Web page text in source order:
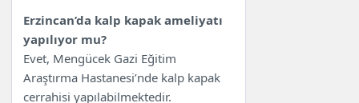
Erzincan’da kalp kapak ameliyatı
yapılıyor mu?
Evet, Mengücek Gazi Eğitim
Araştırma Hastanesi’nde kalp kapak
cerrahisi yapılabilmektedir.